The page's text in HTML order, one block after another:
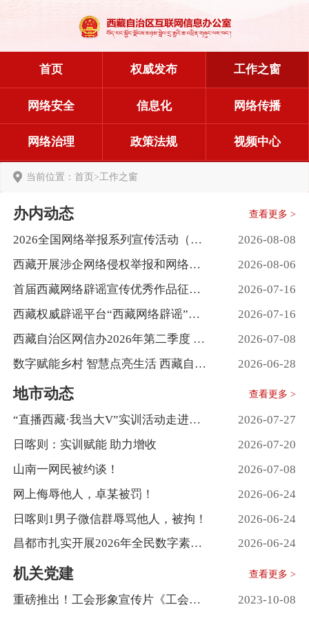
首页 权威发布 工作之窗
网络安全 信息化 网络传播
网络治理 政策法规 视频中心
当前位置： 首页>工作之窗
办内动态 查看更多 >
2026全国网络举报系列宣传活动（西藏站）暨第二届西藏网络辟谣宣传日活动在拉萨启动
2026-08-08
西藏开展涉企网络侵权举报和网络辟谣直联企业“上门服务宣传”活动
2026-08-06
首届西藏网络辟谣宣传优秀作品征集公告
2026-07-16
西藏权威辟谣平台“西藏网络辟谣”上线啦！
2026-07-16
西藏自治区网信办2026年第二季度 网络生态治理成果
2026-07-08
数字赋能乡村 智慧点亮生活 西藏自治区2026年全民数字素养与技能提升进村(居)巡讲活动圆满收官
2026-06-28
地市动态 查看更多 >
“直播西藏·我当大V”实训活动走进阿里
2026-07-27
日喀则：实训赋能 助力增收
2026-07-20
山南一网民被约谈！
2026-07-08
网上侮辱他人，卓某被罚！
2026-06-24
日喀则1男子微信群辱骂他人，被拘！
2026-06-24
昌都市扎实开展2026年全民数字素养与技能提升月系列活动
2026-06-24
机关党建 查看更多 >
重磅推出！工会形象宣传片《工会在您身边》 2023-10-08